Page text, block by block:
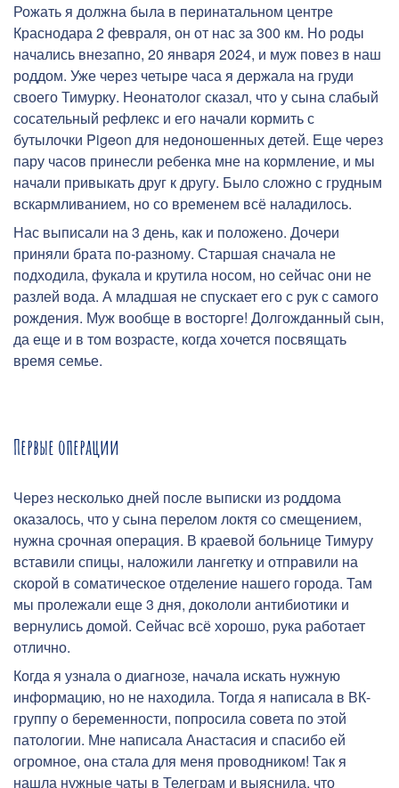
Рожать я должна была в перинатальном центре
Краснодара 2 февраля, он от нас за 300 км. Но роды
начались внезапно, 20 января 2024, и муж повез в наш
роддом. Уже через четыре часа я держала на груди
своего Тимурку. Неонатолог сказал, что у сына слабый
сосательный рефлекс и его начали кормить с
бутылочки Pigeon для недоношенных детей. Еще через
пару часов принесли ребенка мне на кормление, и мы
начали привыкать друг к другу. Было сложно с грудным
вскармливанием, но со временем всё наладилось.
Нас выписали на 3 день, как и положено. Дочери
приняли брата по-разному. Старшая сначала не
подходила, фукала и крутила носом, но сейчас они не
разлей вода. А младшая не спускает его с рук с самого
рождения. Муж вообще в восторге! Долгожданный сын,
да еще и в том возрасте, когда хочется посвящать
время семье.
Первые операции
Через несколько дней после выписки из роддома
оказалось, что у сына перелом локтя со смещением,
нужна срочная операция. В краевой больнице Тимуру
вставили спицы, наложили лангетку и отправили на
скорой в соматическое отделение нашего города. Там
мы пролежали еще 3 дня, докололи антибиотики и
вернулись домой. Сейчас всё хорошо, рука работает
отлично.
Когда я узнала о диагнозе, начала искать нужную
информацию, но не находила. Тогда я написала в ВК-
группу о беременности, попросила совета по этой
патологии. Мне написала Анастасия и спасибо ей
огромное, она стала для меня проводником! Так я
нашла нужные чаты в Телеграм и выяснила, что